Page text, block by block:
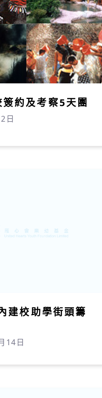
約及考察5天團
日
建校助學街頭籌
14日